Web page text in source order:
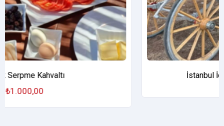
İstanbul İçi Fayton Kiralama Hizmeti